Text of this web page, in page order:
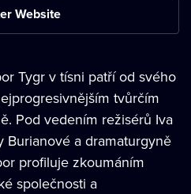
Website
Tygr v tísni patří od svého
tvůrčím
Pod vedením režisérů Iva
Burianové a dramaturgyně
profiluje zkoumáním
společnosti a